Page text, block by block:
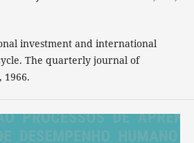
investment and international
The quarterly journal of
1966.